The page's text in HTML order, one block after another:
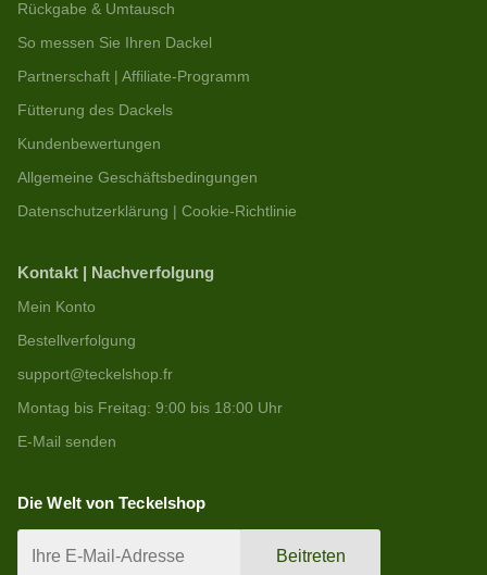
Rückgabe & Umtausch
So messen Sie Ihren Dackel
Partnerschaft | Affiliate-Programm
Fütterung des Dackels
Kundenbewertungen
Allgemeine Geschäftsbedingungen
Datenschutzerklärung | Cookie-Richtlinie
Kontakt | Nachverfolgung
Mein Konto
Bestellverfolgung
support@teckelshop.fr
Montag bis Freitag: 9:00 bis 18:00 Uhr
E-Mail senden
Die Welt von Teckelshop
Beitreten